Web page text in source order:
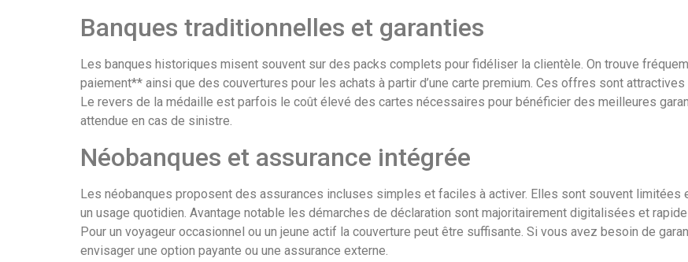
Banques traditionnelles et garanties
Les banques historiques misent souvent sur des packs complets pour fidéliser la clientèle. On trouve
paiement** ainsi que des couvertures pour les achats à partir d’une carte premium. Ces offres sont
Le revers de la médaille est parfois le coût élevé des cartes nécessaires pour bénéficier des meilleures
attendue en cas de sinistre.
Néobanques et assurance intégrée
Les néobanques proposent des assurances incluses simples et faciles à activer. Elles sont souvent limitées
un usage quotidien. Avantage notable les démarches de déclaration sont majoritairement digitalisées et
Pour un voyageur occasionnel ou un jeune actif la couverture peut être suffisante. Si vous avez besoin de
envisager une option payante ou une assurance externe.